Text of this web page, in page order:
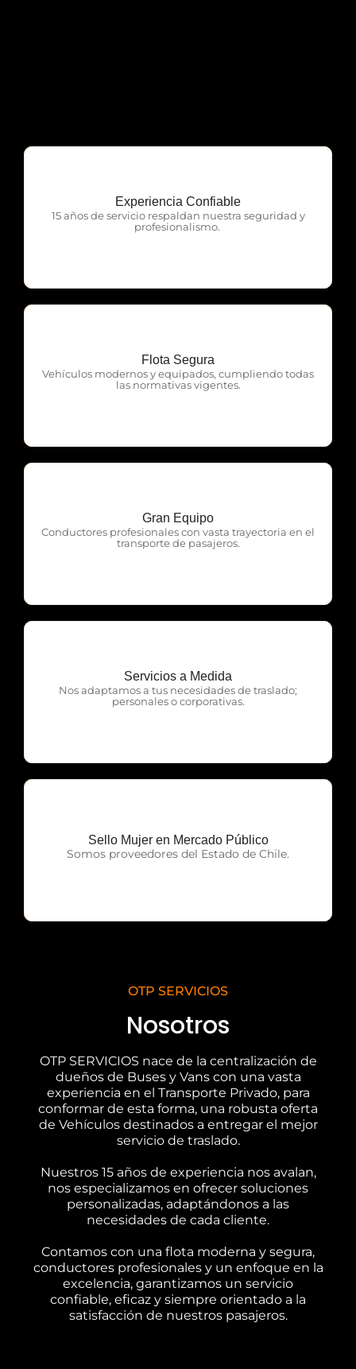
Experiencia Confiable
15 años de servicio respaldan nuestra seguridad y
profesionalismo.
OTP Servicios
Flota Segura
Vehículos modernos y equipados, cumpliendo todas
las normativas vigentes.
OTP Servicios
Gran Equipo
Conductores profesionales con vasta trayectoria en el
transporte de pasajeros.
OTP Servicios
Servicios a Medida
Nos adaptamos a tus necesidades de traslado;
personales o corporativas.
OTP Servicios
Sello Mujer en Mercado Público
Somos proveedores del Estado de Chile.
OTP Servicios
OTP SERVICIOS
Nosotros
OTP SERVICIOS nace de la centralización de
dueños de Buses y Vans con una vasta
experiencia en el Transporte Privado, para
conformar de esta forma, una robusta oferta
de Vehículos destinados a entregar el mejor
servicio de traslado.
Nuestros 15 años de experiencia nos avalan,
nos especializamos en ofrecer soluciones
personalizadas, adaptándonos a las
necesidades de cada cliente.
Contamos con una flota moderna y segura,
conductores profesionales y un enfoque en la
excelencia, garantizamos un servicio
confiable, eficaz y siempre orientado a la
satisfacción de nuestros pasajeros.